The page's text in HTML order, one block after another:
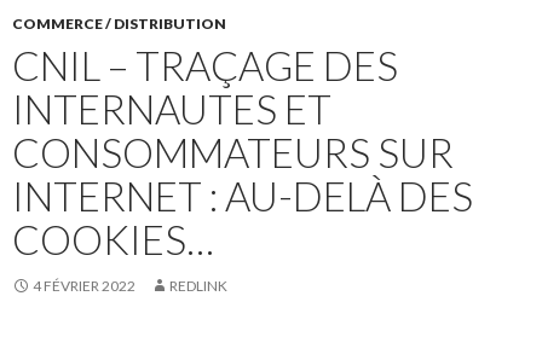
COMMERCE / DISTRIBUTION
CNIL – TRAÇAGE DES
INTERNAUTES ET
CONSOMMATEURS SUR
INTERNET : AU-DELÀ DES
COOKIES…
4 FÉVRIER 2022 REDLINK